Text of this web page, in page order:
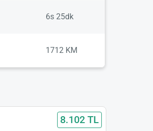
6s 25dk
1712 KM
8.102 TL